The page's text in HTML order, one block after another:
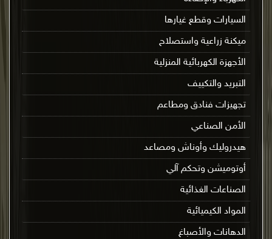
السيارات وقطع غيارها
ميكنة زراعية واستصلاح
الأجهزة الكهربائية المنزلية
التبريد والتكييف
تجهيزات فنادق ومطاعم
الأمن الصناعي
هيدروليك وأوناش ومصاعد
أوتوميشن وتحكم آلي
الصناعات الغذائية
المواد الكيميائية
الدهانات والأصباغ